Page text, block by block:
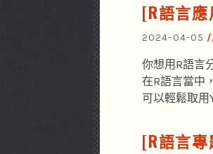
[R語言應
2024-04-05
你想用R語言
在R語言當中
可以輕鬆取用
[R語言